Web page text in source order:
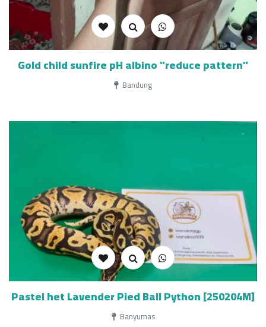
Gold child sunfire pH albino "reduce pattern"
Bandung
Pastel het Lavender Pied Ball Python [250204M]
Banyumas